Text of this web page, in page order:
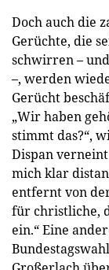
Doch auch die
Gerüchte, die
schwirren –
–, werden
Gerücht
„Wir haben
stimmt das?“,
Dispan
mich klar
entfernt von
für christliche,
ein.“ Eine